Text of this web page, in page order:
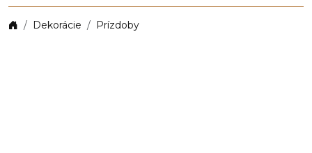
Dekorácie Prízdoby